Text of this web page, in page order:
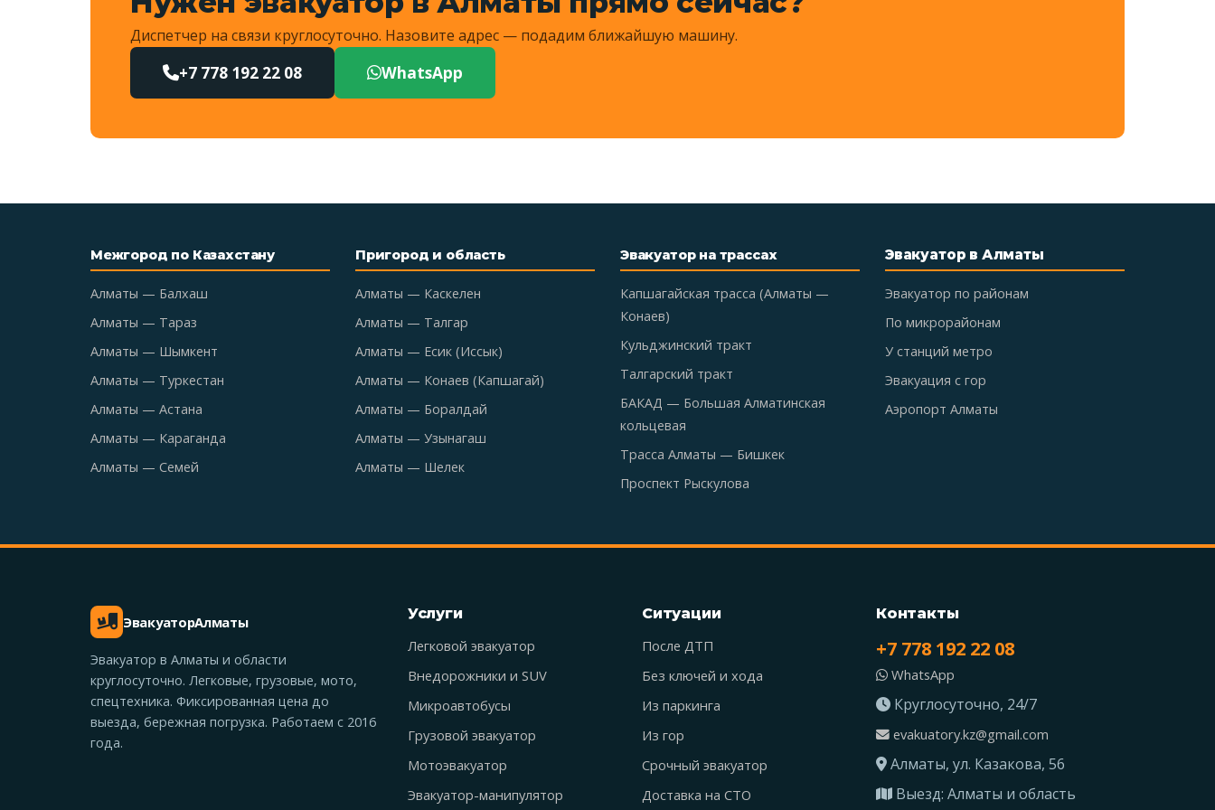
Диспетчер на связи круглосуточно. Назовите адрес — подадим ближайшую машину.
+7 778 192 22 08 WhatsApp
Межгород по Казахстану
Алматы — Балхаш
Алматы — Тараз
Алматы — Шымкент
Алматы — Туркестан
Алматы — Астана
Алматы — Караганда
Алматы — Семей
Пригород и область
Алматы — Каскелен
Алматы — Талгар
Алматы — Есик (Иссык)
Алматы — Конаев (Капшагай)
Алматы — Боралдай
Алматы — Узынагаш
Алматы — Шелек
Эвакуатор на трассах
Капшагайская трасса (Алматы —
Конаев)
Кульджинский тракт
Талгарский тракт
БАКАД — Большая Алматинская
кольцевая
Трасса Алматы — Бишкек
Проспект Рыскулова
Эвакуатор в Алматы
Эвакуатор по районам
По микрорайонам
У станций метро
Эвакуация с гор
Аэропорт Алматы
ЭвакуаторАлматы
Эвакуатор в Алматы и области
круглосуточно. Легковые, грузовые, мото,
спецтехника. Фиксированная цена до
выезда, бережная погрузка. Работаем с 2016
года.
Услуги
Легковой эвакуатор
Внедорожники и SUV
Микроавтобусы
Грузовой эвакуатор
Мотоэвакуатор
Эвакуатор-манипулятор
Ситуации
После ДТП
Без ключей и хода
Из паркинга
Из гор
Срочный эвакуатор
Доставка на СТО
Контакты
+7 778 192 22 08
WhatsApp
Круглосуточно, 24/7
evakuatory.kz@gmail.com
Алматы, ул. Казакова, 56
Выезд: Алматы и область